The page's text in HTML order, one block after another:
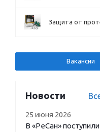
Защита от
Вакансии
Новости
25 июня 2026
В «РеСан» поступили